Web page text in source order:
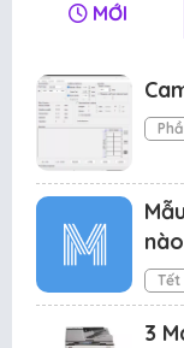
MỚI
Tết
3